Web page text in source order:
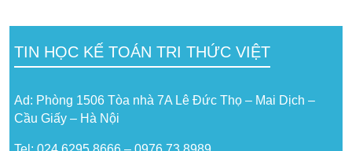
TIN HỌC KẾ TOÁN TRI THỨC VIỆT
Ad: Phòng 1506 Tòa nhà 7A Lê Đức Thọ – Mai Dịch –
Cầu Giấy – Hà Nội